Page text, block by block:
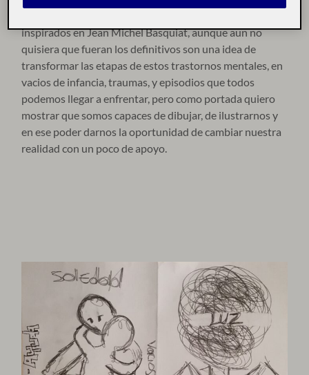
inspirados en Jean Michel Basquiat, aunque aun no
quisiera que fueran los definitivos son una idea de
transformar las etapas de estos trastornos mentales, en
vacios de infancia, traumas, y episodios que todos
podemos llegar a enfrentar, pero como portada quiero
mostrar que somos capaces de dibujar, de ilustrarnos y
en ese poder darnos la oportunidad de cambiar nuestra
realidad con un poco de apoyo.